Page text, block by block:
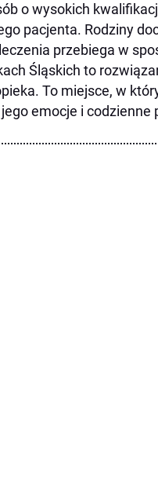
o wysokich
pacjenta. Rodziny
przebiega w
Śląskich to
To miejsce, w
emocje i codzienne